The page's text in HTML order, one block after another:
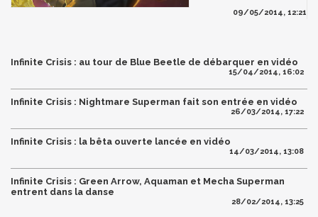
09/05/2014, 12:21
Infinite Crisis : au tour de Blue Beetle de débarquer en vidéo
15/04/2014, 16:02
Infinite Crisis : Nightmare Superman fait son entrée en vidéo
26/03/2014, 17:22
Infinite Crisis : la bêta ouverte lancée en vidéo
14/03/2014, 13:08
Infinite Crisis : Green Arrow, Aquaman et Mecha Superman
entrent dans la danse
28/02/2014, 13:25